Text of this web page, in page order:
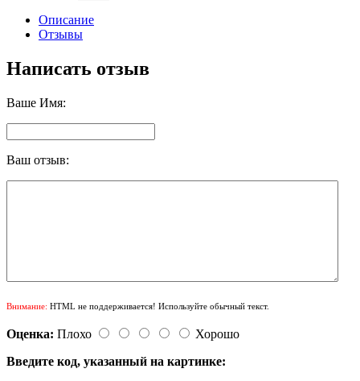
Описание
Отзывы
Написать отзыв
Ваше Имя:
Ваш отзыв:
Внимание: HTML не поддерживается! Используйте обычный текст.
Оценка: Плохо
Хорошо
Введите код, указанный на картинке: